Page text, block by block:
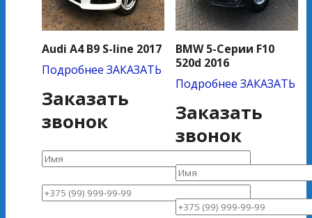
Audi A4 B9 S-line 2017
Подробнее ЗАКАЗАТЬ
Заказать
звонок
BMW 5-Серии F10
520d 2016
Подробнее ЗАКАЗАТЬ
Заказать
звонок